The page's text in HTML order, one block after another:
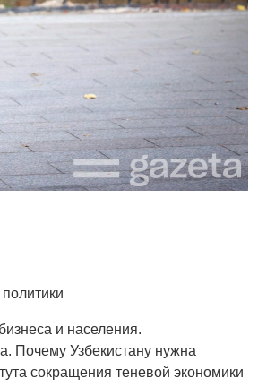
и населения.
Почему Узбекистану нужна
сокращения теневой экономики